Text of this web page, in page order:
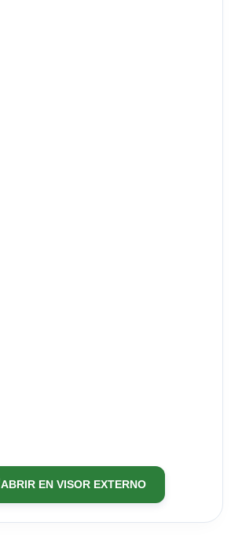
ABRIR EN VISOR EXTERNO